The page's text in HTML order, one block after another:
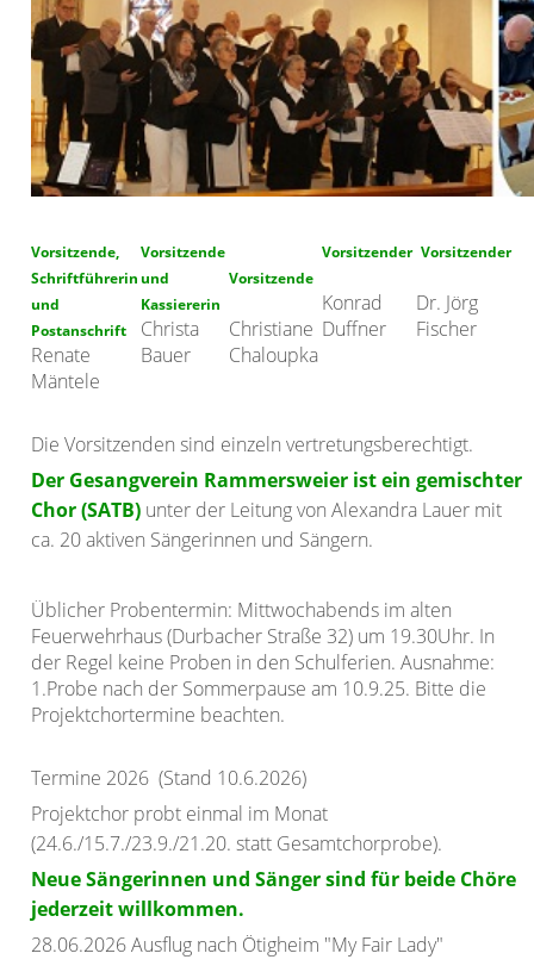
Vorsitzende,
Schriftführerin
und
Postanschrift
Renate
Mäntele
Vorsitzende
und
Kassiererin
Christa
Bauer
Vorsitzende
Christiane
Chaloupka
Vorsitzender
Konrad
Duffner
Vorsitzender
Dr. Jörg
Fischer
Die Vorsitzenden sind einzeln vertretungsberechtigt.
Der Gesangverein Rammersweier ist ein gemischter
Chor (SATB) unter der Leitung von Alexandra Lauer mit
ca. 20 aktiven Sängerinnen und Sängern.
Üblicher Probentermin: Mittwochabends im alten
Feuerwehrhaus (Durbacher Straße 32) um 19.30Uhr. In
der Regel keine Proben in den Schulferien. Ausnahme:
1.Probe nach der Sommerpause am 10.9.25. Bitte die
Projektchortermine beachten.
Termine 2026 (Stand 10.6.2026)
Projektchor probt einmal im Monat
(24.6./15.7./23.9./21.20. statt Gesamtchorprobe).
Neue Sängerinnen und Sänger sind für beide Chöre
jederzeit willkommen.
28.06.2026 Ausflug nach Ötigheim "My Fair Lady"